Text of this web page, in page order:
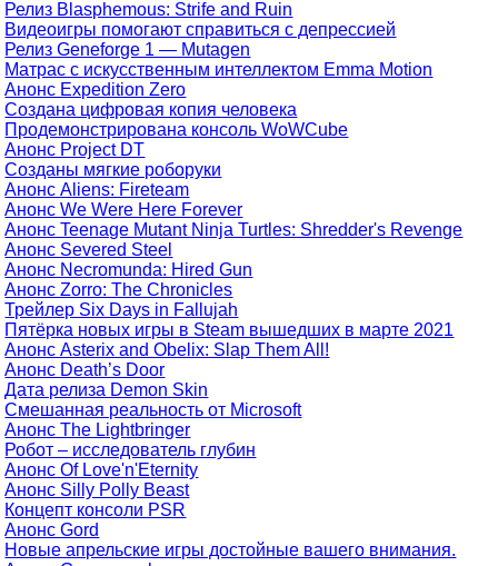
Релиз Blasphemous: Strife and Ruin
Видеоигры помогают справиться с депрессией
Релиз Geneforge 1 — Mutagen
Матрас с искусственным интеллектом Emma Motion
Анонс Expedition Zero
Создана цифровая копия человека
Продемонстрирована консоль WoWCube
Анонс Project DT
Созданы мягкие роборуки
Анонс Aliens: Fireteam
Анонс We Were Here Forever
Анонс Teenage Mutant Ninja Turtles: Shredder's Revenge
Анонс Severed Steel
Анонс Necromunda: Hired Gun
Анонс Zorro: The Chronicles
Трейлер Six Days in Fallujah
Пятёрка новых игры в Steam вышедших в марте 2021
Анонс Asterix and Obelix: Slap Them All!
Анонс Death’s Door
Дата релиза Demon Skin
Смешанная реальность от Microsoft
Анонс The Lightbringer
Робот – исследователь глубин
Анонс Of Love'n'Eternity
Анонс Silly Polly Beast
Концепт консоли PSR
Анонс Gord
Новые апрельские игры достойные вашего внимания.